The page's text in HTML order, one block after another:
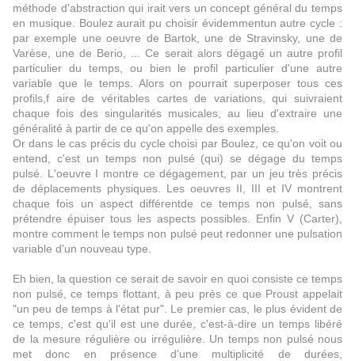
méthode d'abstraction qui irait vers un concept général du temps
en musique. Boulez aurait pu choisir évidemmentun autre cycle :
par exemple une oeuvre de Bartok, une de Stravinsky, une de
Varèse, une de Berio, ... Ce serait alors dégagé un autre profil
particulier du temps, ou bien le profil particulier d'une autre
variable que le temps. Alors on pourrait superposer tous ces
profils,f aire de véritables cartes de variations, qui suivraient
chaque fois des singularités musicales, au lieu d'extraire une
généralité à partir de ce qu'on appelle des exemples.
Or dans le cas précis du cycle choisi par Boulez, ce qu'on voit ou
entend, c'est un temps non pulsé (qui) se dégage du temps
pulsé. L'oeuvre I montre ce dégagement, par un jeu très précis
de déplacements physiques. Les oeuvres II, III et IV montrent
chaque fois un aspect différentde ce temps non pulsé, sans
prétendre épuiser tous les aspects possibles. Enfin V (Carter),
montre comment le temps non pulsé peut redonner une pulsation
variable d'un nouveau type.
Eh bien, la question ce serait de savoir en quoi consiste ce temps
non pulsé, ce temps flottant, à peu près ce que Proust appelait
"un peu de temps à l'état pur". Le premier cas, le plus évident de
ce temps, c'est qu'il est une durée, c'est-à-dire un temps libéré
de la mesure régulière ou irrégulière. Un temps non pulsé nous
met donc en présence d'une multiplicité de durées,